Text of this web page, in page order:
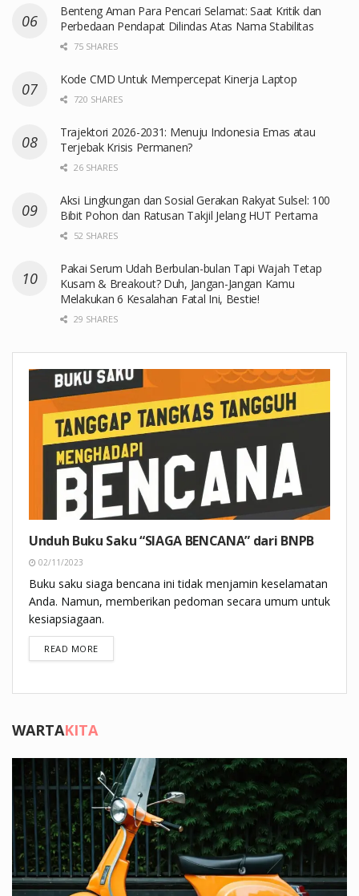
Benteng Aman Para Pencari Selamat: Saat Kritik dan
Perbedaan Pendapat Dilindas Atas Nama Stabilitas
75 SHARES
Kode CMD Untuk Mempercepat Kinerja Laptop
720 SHARES
Trajektori 2026-2031: Menuju Indonesia Emas atau
Terjebak Krisis Permanen?
26 SHARES
Aksi Lingkungan dan Sosial Gerakan Rakyat Sulsel: 100
Bibit Pohon dan Ratusan Takjil Jelang HUT Pertama
52 SHARES
Pakai Serum Udah Berbulan-bulan Tapi Wajah Tetap
Kusam & Breakout? Duh, Jangan-Jangan Kamu
Melakukan 6 Kesalahan Fatal Ini, Bestie!
29 SHARES
Unduh Buku Saku “SIAGA BENCANA” dari BNPB
02/11/2023
Buku saku siaga bencana ini tidak menjamin keselamatan
Anda. Namun, memberikan pedoman secara umum untuk
kesiapsiagaan.
READ MOREDETAILS
WARTAKITA